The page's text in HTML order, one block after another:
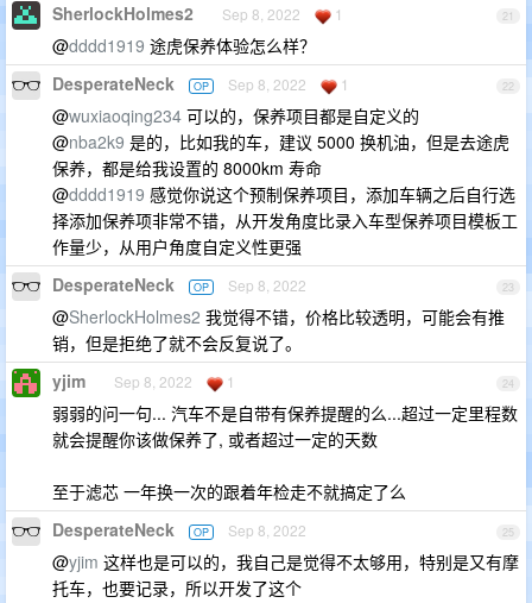
21
SherlockHolmes2 Sep 8, 2022 1
@dddd1919 途虎保养体验怎么样？
22
DesperateNeck OP Sep 8, 2022 1
@wuxiaoqing234 可以的，保养项目都是自定义的
@nba2k9 是的，比如我的车，建议 5000 换机油，但是去途虎
保养，都是给我设置的 8000km 寿命
@dddd1919 感觉你说这个预制保养项目，添加车辆之后自行选
择添加保养项非常不错，从开发角度比录入车型保养项目模板工
作量少，从用户角度自定义性更强
23
DesperateNeck OP Sep 8, 2022
@SherlockHolmes2 我觉得不错，价格比较透明，可能会有推
销，但是拒绝了就不会反复说了。
24
yjim Sep 8, 2022 1
弱弱的问一句... 汽车不是自带有保养提醒的么...超过一定里程数
就会提醒你该做保养了, 或者超过一定的天数
至于滤芯 一年换一次的跟着年检走不就搞定了么
25
DesperateNeck OP Sep 8, 2022
@yjim 这样也是可以的，我自己是觉得不太够用，特别是又有摩
托车，也要记录，所以开发了这个